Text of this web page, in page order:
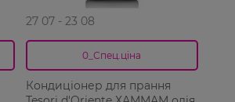
27 07 - 23 08
0_Спец.ціна
Кондиціонер для прання